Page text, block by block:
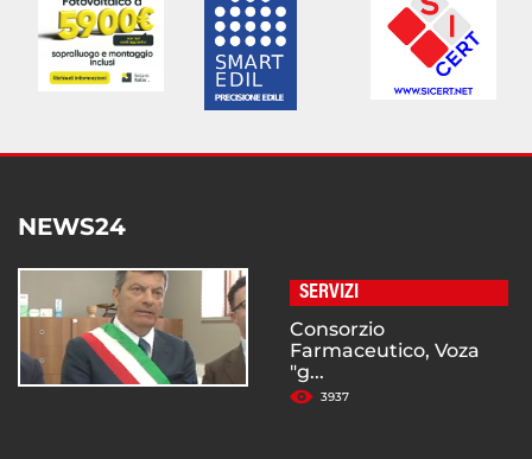
NEWS24
SERVIZI
Consorzio
Farmaceutico, Voza
"g...
3937